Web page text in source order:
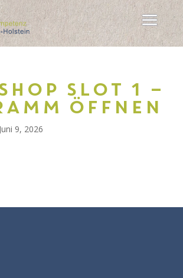
SLOT 1 –
ÖFFNEN
Juni 9, 2026